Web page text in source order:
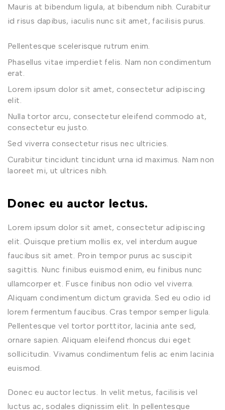
Mauris at bibendum ligula, at bibendum nibh. Curabitur
id risus dapibus, iaculis nunc sit amet, facilisis purus.
Pellentesque scelerisque rutrum enim.
Phasellus vitae imperdiet felis. Nam non condimentum
erat.
Lorem ipsum dolor sit amet, consectetur adipiscing
elit.
Nulla tortor arcu, consectetur eleifend commodo at,
consectetur eu justo.
Sed viverra consectetur risus nec ultricies.
Curabitur tincidunt tincidunt urna id maximus. Nam non
laoreet mi, ut ultrices nibh.
Donec eu auctor lectus.
Lorem ipsum dolor sit amet, consectetur adipiscing
elit. Quisque pretium mollis ex, vel interdum augue
faucibus sit amet. Proin tempor purus ac suscipit
sagittis. Nunc finibus euismod enim, eu finibus nunc
ullamcorper et. Fusce finibus non odio vel viverra.
Aliquam condimentum dictum gravida. Sed eu odio id
lorem fermentum faucibus. Cras tempor semper ligula.
Pellentesque vel tortor porttitor, lacinia ante sed,
ornare sapien. Aliquam eleifend rhoncus dui eget
sollicitudin. Vivamus condimentum felis ac enim lacinia
euismod.
Donec eu auctor lectus. In velit metus, facilisis vel
luctus ac, sodales dignissim elit. In pellentesque